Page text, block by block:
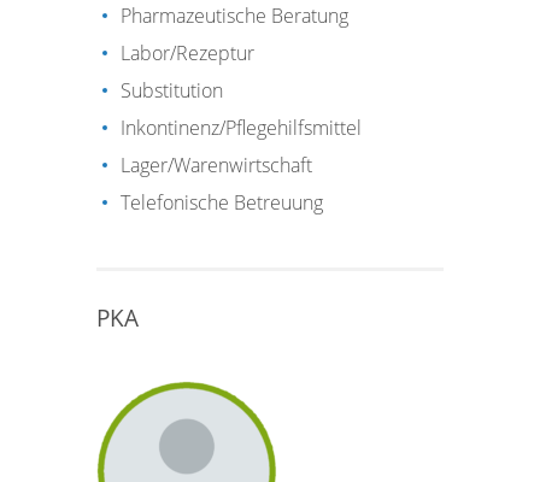
Pharmazeutische Beratung
Labor/Rezeptur
Substitution
Inkontinenz/Pflegehilfsmittel
Lager/Warenwirtschaft
Telefonische Betreuung
PKA